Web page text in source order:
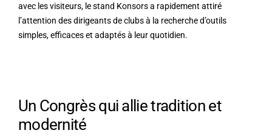
avec les visiteurs, le stand Konsors a rapidement attiré
l’attention des dirigeants de clubs à la recherche d’outils
simples, efficaces et adaptés à leur quotidien.
Un Congrès qui allie tradition et
modernité